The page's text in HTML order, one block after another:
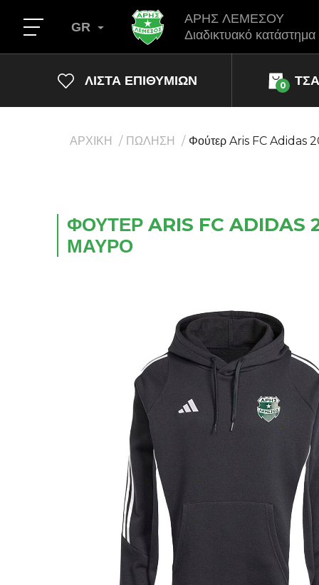
ΑΡΗΣ ΛΕΜΕΣΟΥ
Διαδικτυακό κατάστημα
GR
ΛΊΣΤΑ ΕΠΙΘΥΜΙΏΝ 0
ΑΡΧΙΚΗ ΠΩΛΗΣΗ Φούτερ Aris FC Adidas
ΦΟΎΤΕΡ ARIS FC ADIDAS
ΜΑΎΡΟ